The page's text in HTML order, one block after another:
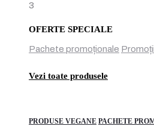
3
OFERTE SPECIALE
Pachete promoționale
Vezi toate produsele
PRODUSE VEGANE PACHETE